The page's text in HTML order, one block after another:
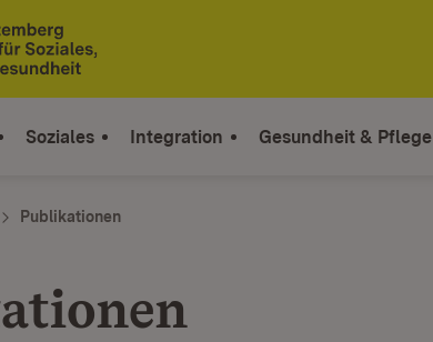
Soziales Integration Gesundheit & Pflege
Publikationen